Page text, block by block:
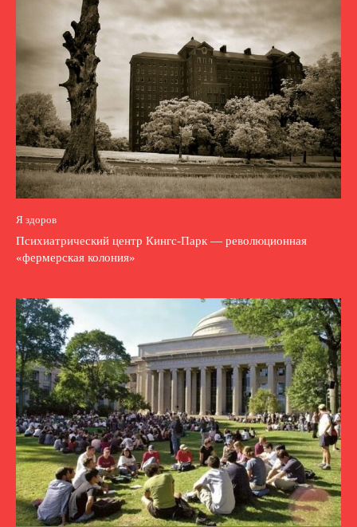
Я здоров
Психиатрический центр Кингс-Парк — революционная
«фермерская колония»